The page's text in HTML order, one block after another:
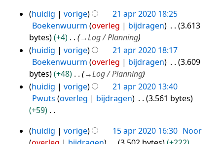
i
n
g
s
a
m
n
v
a
t
i
21
apr
2020
huidig vorige
21 apr 2020 18:25
Boekenwuurm overleg bijdragen
3.613
bytes
+4 →Log / Planning
huidig
vorige
21 apr 2020 18:17
Boekenwuurm overleg bijdragen
3.609
bytes
+48 →Log / Planning
huidig
vorige
21 apr 2020 13:40
Pwuts overleg bijdragen
3.561 bytes
+59
e
15
huidig vorige 15 apr 2020 16:30 Noor